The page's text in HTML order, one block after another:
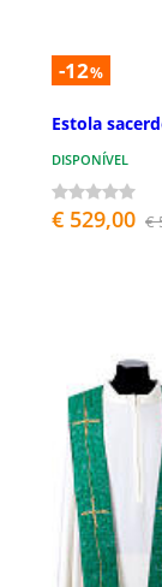
-12%
Estola
DISPONÍVEL
€ 529,00 €